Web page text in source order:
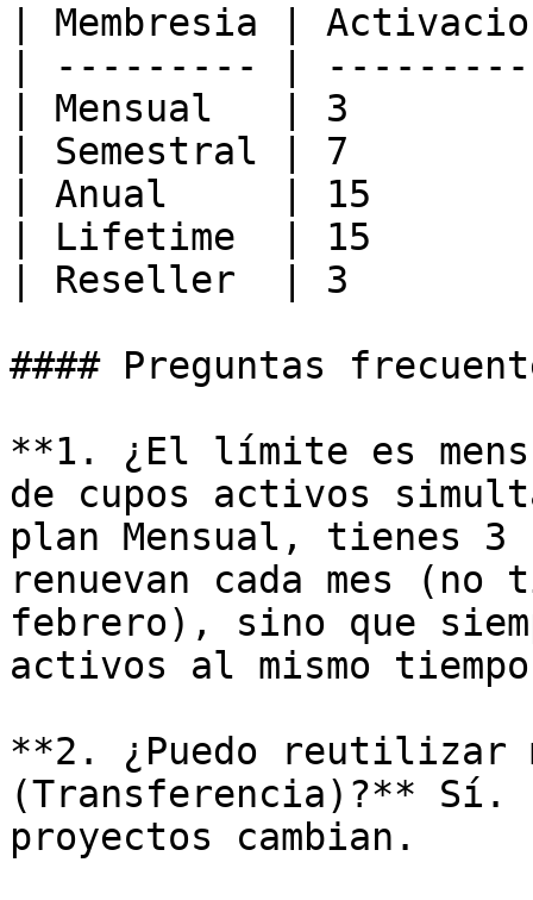
| Membresia |
| --------- |
| Mensual   | 3
| Semestral | 7
| Anual     | 15
| Lifetime  | 15
| Reseller  | 3
#### Preguntas
**1. ¿El límite es
de cupos activos
plan Mensual, tienes
renuevan cada mes
febrero), sino que
activos al mismo
**2. ¿Puedo reutilizar
(Transferencia)?** Sí.
proyectos cambian.